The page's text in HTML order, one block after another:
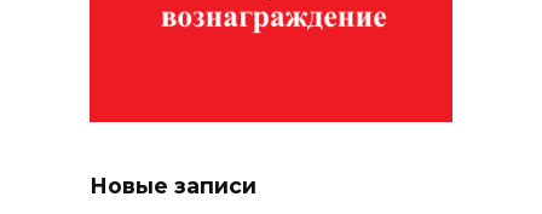
Новые записи